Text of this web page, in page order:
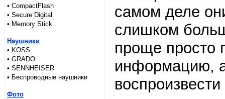
• CompactFlash
• Secure Digital
• Memory Stick
Наушники
• KOSS
• GRADO
• SENNHEISER
• Беспроводные наушники
Фото
самом деле
слишком
проще просто
информацию,